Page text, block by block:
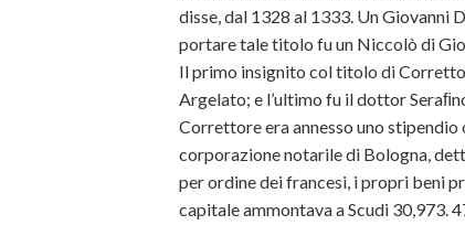
disse, dal 1328 al 1333. Un Giovanni
portare tale titolo fu un Niccolò di
Il primo insignito col titolo di
Argelato; e l’ultimo fu il dottor
Correttore era annesso uno stipendio
corporazione notarile di Bologna,
per ordine dei francesi, i propri beni
capitale ammontava a Scudi 30,973.